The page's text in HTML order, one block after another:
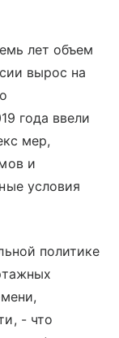
лет объем
вырос на
года ввели
мер,
и
условия
политике
- что